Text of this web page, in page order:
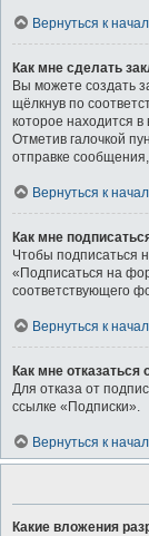
Вернуться к
Как мне сделать
Вы можете создать
щёлкнув по
которое находится
Отметив галочкой
отправке
Вернуться к
Как мне
Чтобы подписаться
«Подписаться на
соответствующего
Вернуться к
Как мне отказаться
Для отказа от
ссылке «Подписки».
Вернуться к
Какие вложения